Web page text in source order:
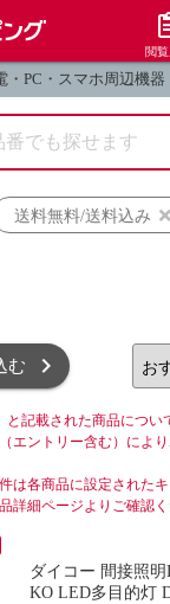
閲
・PC・スマホ周辺機器
送料無料/送料込み
む
と記載された商品につ
エントリー含む）によ
は各商品に設定された
詳細ページよりご確認く
ダイコー 間接照
KO LED多目的灯